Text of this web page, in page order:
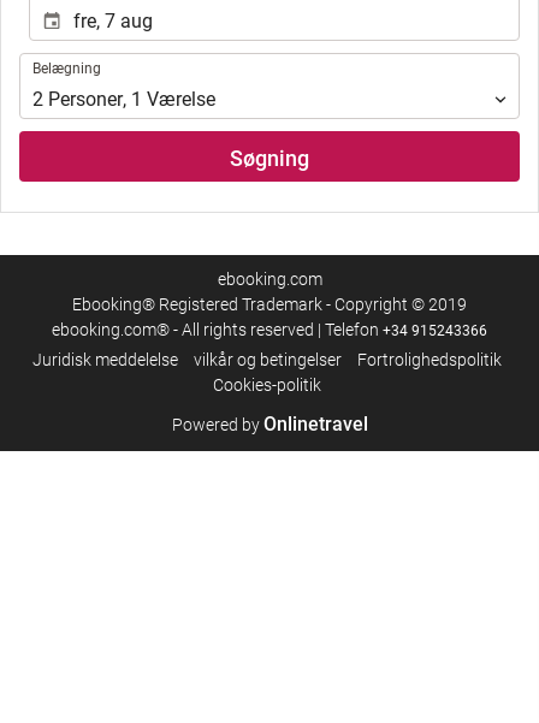
Belægning
Belægning
2 Personer, 1 Værelse
Søgning
ebooking.com
Ebooking® Registered Trademark - Copyright © 2019
ebooking.com® - All rights reserved | Telefon +34 915243366
Juridisk meddelelse vilkår og betingelser
Fortrolighedspolitik
Cookies-politik
Powered byOnlinetravel